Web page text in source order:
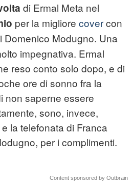
di Ermal Meta nel
per la migliore covercon
Domenico Modugno. Una
impegnativa. Ermal
reso conto solo dopo, e di
ore di sonno fra la
non saperne essere
sono, invece,
la telefonata di Franca
per i complimenti.
Content sponsored by Outbrain